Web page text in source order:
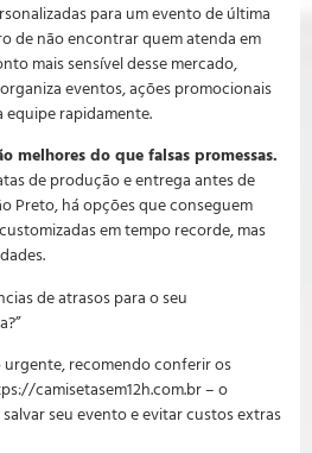
para um evento de última
de não encontrar quem atenda em
mais sensível desse mercado,
eventos, ações promocionais
rapidamente.
melhores do que falsas promessas.
de produção e entrega antes de
Preto, há opções que conseguem
em tempo recorde, mas
de atrasos para o seu
urgente, recomendo conferir os
camisetasem12h.com.br – o
seu evento e evitar custos extras